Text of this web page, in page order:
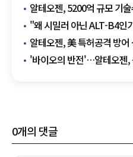
알테오젠, 5200억 규모 기
바꾼다"
"왜 시밀러 아닌 ALT-B4
선택한 이유
알테오젠, 美 특허공격 방
입증"
'바이오의 반전'…알테오젠,
0개의 댓글